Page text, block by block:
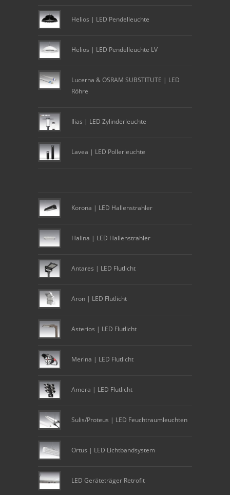
Helios | LED Pendelleuchte
Helios | LED Pendelleuchte LV
Lucerna & OSRAM SUBSTITUTE | LED
Röhre
Ilias | LED Zylinderleuchte
Lavea | LED Pollerleuchte
Korona | LED Hallenstrahler
Halina | LED Hallenstrahler
Antares | LED Flutlicht
Aron | LED Flutlicht
Asterios | LED Flutlicht
Merina | LED Flutlicht
Amera | LED Flutlicht
Sulis/Proteus | LED Feuchtraumleuchten
Ortus | LED Lichtbandsystem
LED Geräteträger Retrofit